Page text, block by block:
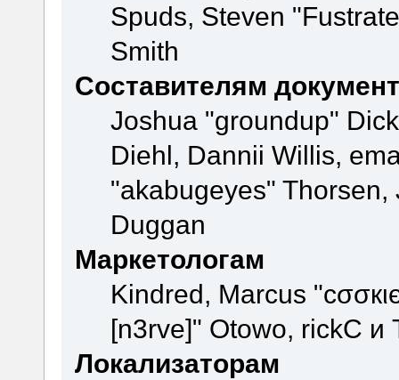
Spuds, Steven
Smith
Составителям
Joshua "groundup"
Diehl, Dannii Willis,
"akabugeyes"
Duggan
Маркетологам
Kindred, Marcus
[n3rve]" Otowo, rickC и
Локализаторам